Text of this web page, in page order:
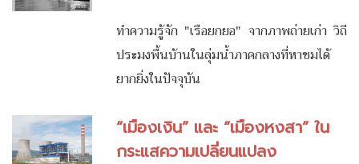
ทำความรู้จัก "เรือยกยอ" จากภาพถ่ายเก่า วิถี
ประมงพื้นบ้านในลุ่มน้ำภาคกลางที่หาชมได้
ยากยิ่งในปัจจุบัน
“เมืองเงิน” และ “เมืองหงสา” ใน
กระแสความเปลี่ยนแปลง